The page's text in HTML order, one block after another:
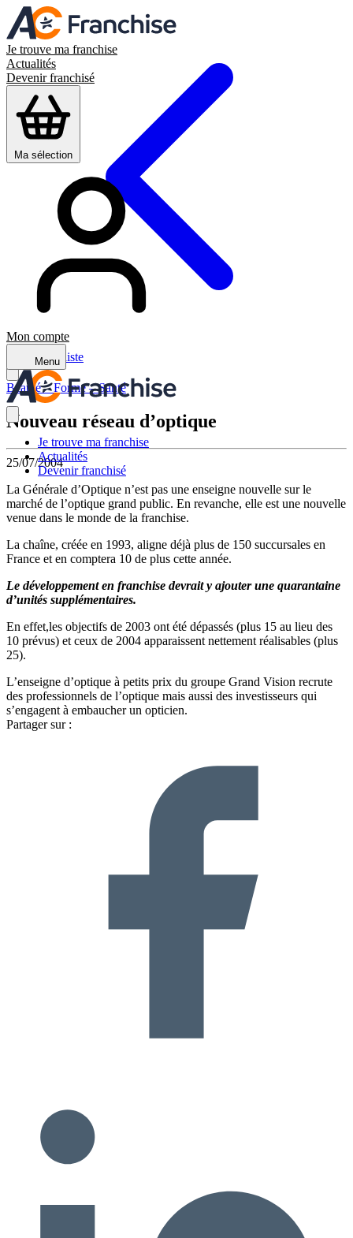
Je trouve ma franchise
Actualités
Devenir franchisé
Ma sélection
Mon compte
Menu
Je trouve ma franchise
Actualités
Devenir franchisé
Retour à la liste
Beauté – Forme – Santé
Nouveau réseau d’optique
25/07/2004
La Générale d’Optique n’est pas une enseigne nouvelle sur le
marché de l’optique grand public. En revanche, elle est une nouvelle
venue dans le monde de la franchise.
La chaîne, créée en 1993, aligne déjà plus de 150 succursales en
France et en comptera 10 de plus cette année.
Le développement en franchise devrait y ajouter une quarantaine
d’unités supplémentaires.
En effet,les objectifs de 2003 ont été dépassés (plus 15 au lieu des
10 prévus) et ceux de 2004 apparaissent nettement réalisables (plus
25).
L’enseigne d’optique à petits prix du groupe Grand Vision recrute
des professionnels de l’optique mais aussi des investisseurs qui
s’engagent à embaucher un opticien.
Partager sur :